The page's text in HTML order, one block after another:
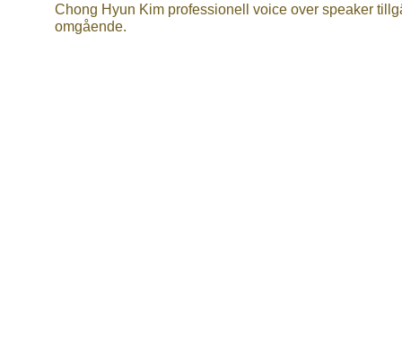
Chong Hyun Kim professionell voice over speaker
omgående.